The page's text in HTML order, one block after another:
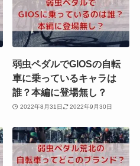
弱虫ペダルでGIOSの自転
車に乗っているキャラは
誰？本編に登場無し？
2022年8月31日 2022年9月30日